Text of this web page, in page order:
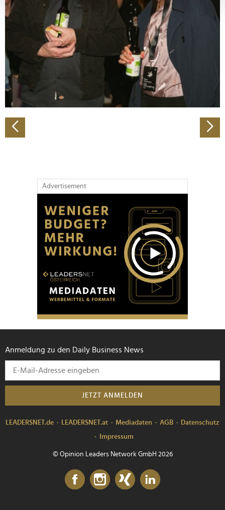
Erfahren Sie mehr darüber, wie Ihre persönlichen Daten
verarbeitet werden, und legen Sie Ihre Präferenzen im
Abschnitt Einzelheiten
Wir verwenden Cookies, um Inhalte und Anzeigen zu
personalisieren, Funktionen für soziale Medien anbieten
zu können und die Zugriffe auf unsere Website zu
analysieren. Außerdem geben wir Informationen zu Ihrer
Verwendung unserer Website an unsere Partner für
Partner führen diese Informationen möglicherweise mit
weiteren Daten zusammen, die Sie ihnen bereitgestellt
Advertisement
Anmeldung zu den Daily Business News
JETZT ANMELDEN
LEADERSNET.de LEADERSNET.at Mediadaten AGB
Datenschutz
Impressum
© Opinion Leaders Network GmbH 2026